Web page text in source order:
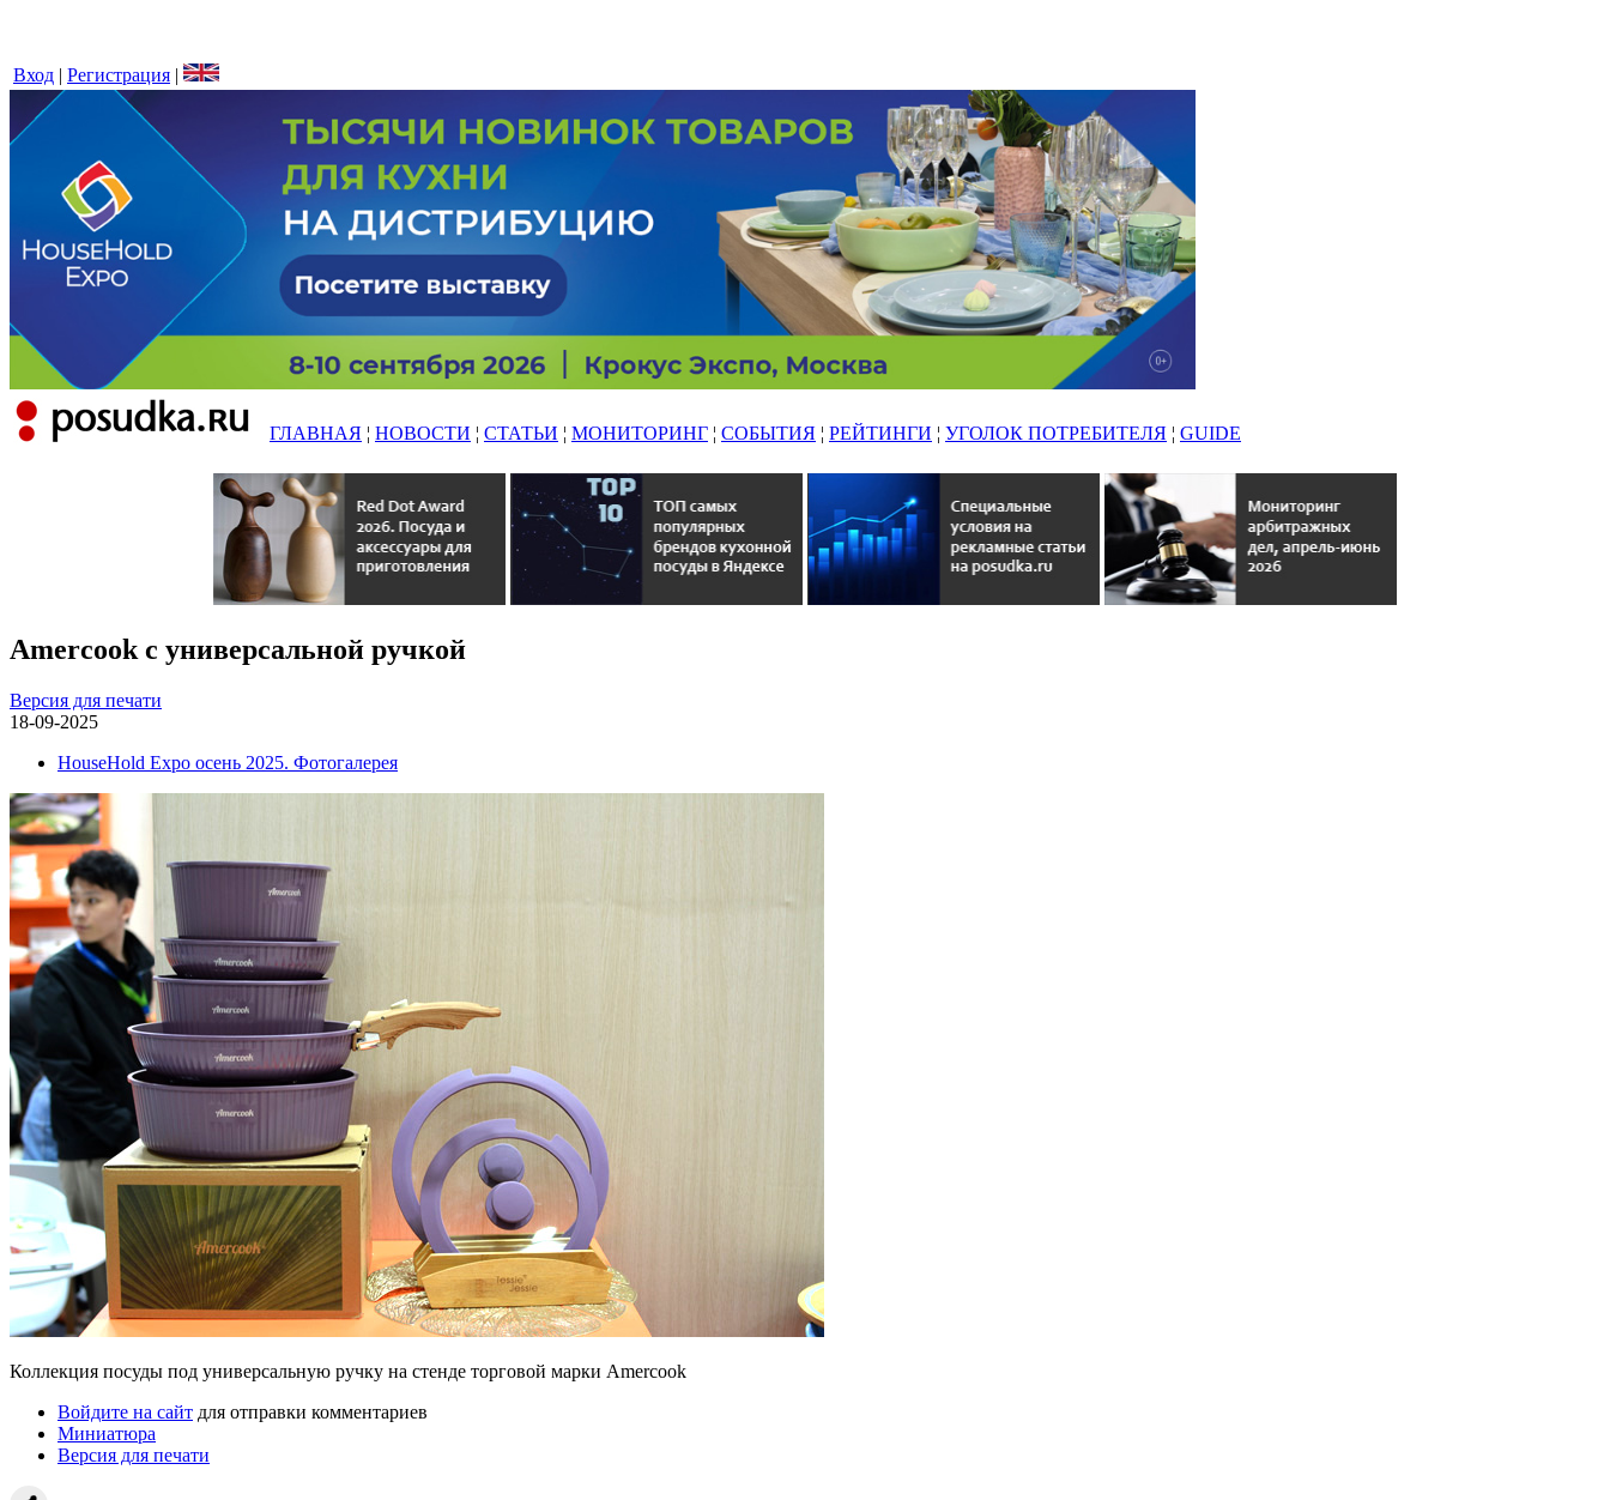
Вход | Регистрация |
ГЛАВНАЯ ¦ НОВОСТИ ¦ СТАТЬИ ¦ МОНИТОРИНГ ¦ СОБЫТИЯ ¦ РЕЙТИНГИ ¦ УГОЛОК ПОТРЕБИТЕЛЯ ¦ GUIDE
Amercook с универсальной ручкой
Версия для печати
18-09-2025
HouseHold Expo осень 2025. Фотогалерея
Коллекция посуды под универсальную ручку на стенде торговой марки Amercook
Войдите на сайт для отправки комментариев
Миниатюра
Версия для печати